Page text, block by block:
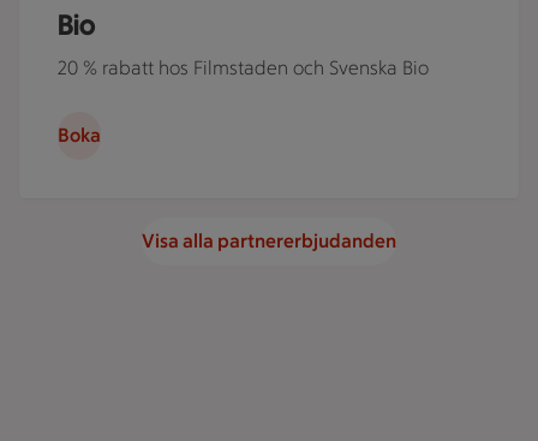
Bio
20 % rabatt hos Filmstaden och Svenska Bio
Boka
Visa alla partnererbjudanden